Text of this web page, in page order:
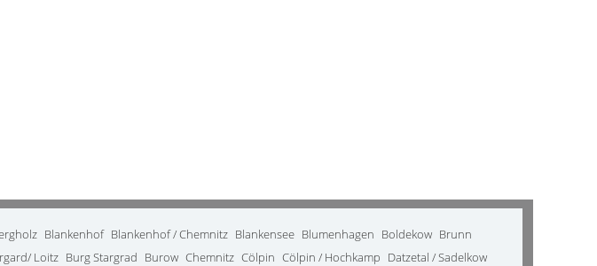
Blankenhof Blankenhof / Chemnitz Blankensee Blumenhagen Boldekow Brunn
Loitz Burg Stargrad Burow Chemnitz Cölpin Cölpin / Hochkamp Datzetal / Sadelkow